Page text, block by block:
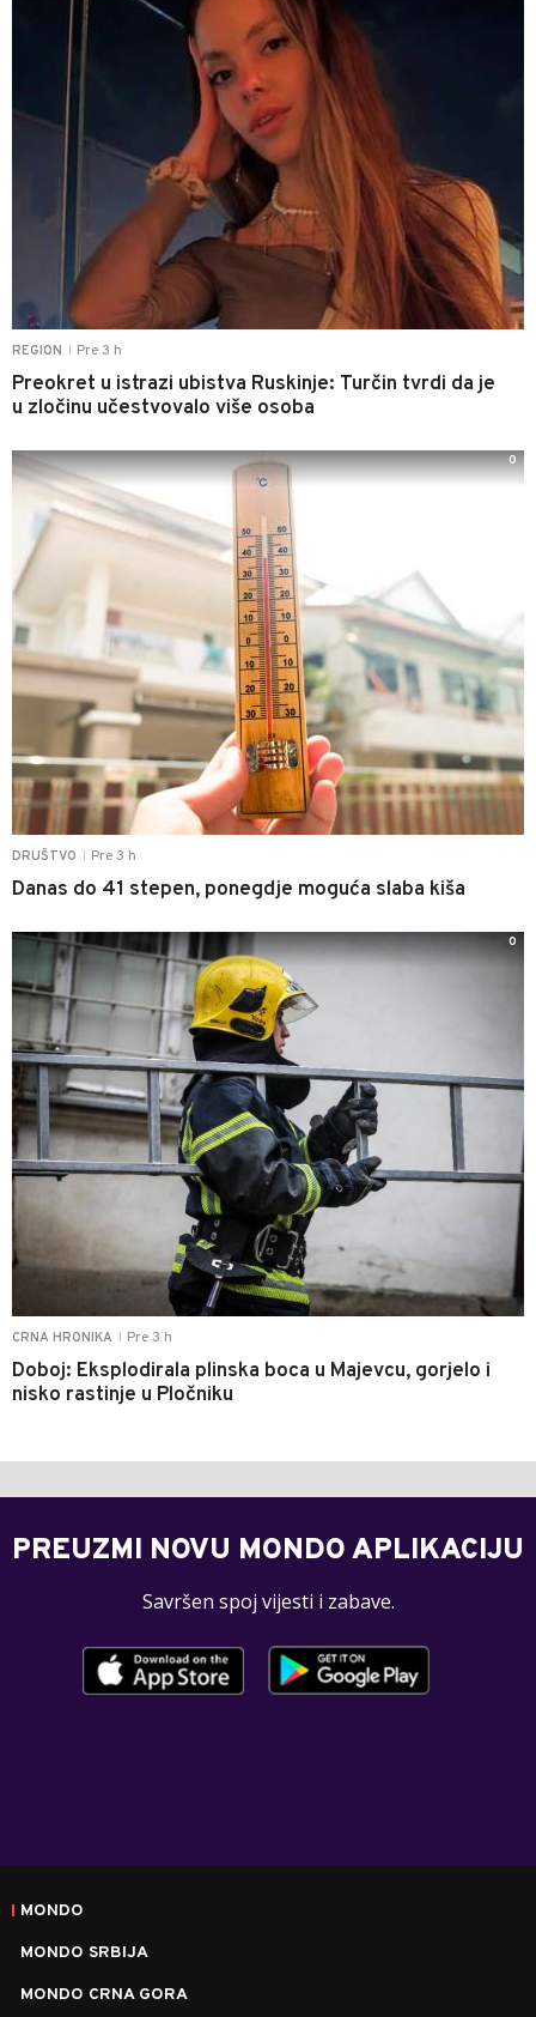
REGION Pre 3 h
Preokret u istrazi ubistva Ruskinje: Turčin tvrdi da je
u zločinu učestvovalo više osoba
DRUŠTVO Pre 3 h
Danas do 41 stepen, ponegdje moguća slaba kiša
0
CRNA HRONIKA Pre 3 h
Doboj: Eksplodirala plinska boca u Majevcu, gorjelo i
nisko rastinje u Pločniku
0
PREUZMI NOVU MONDO APLIKACIJU
Savršen spoj vijesti i zabave.
MONDO
MONDO SRBIJA
MONDO CRNA GORA